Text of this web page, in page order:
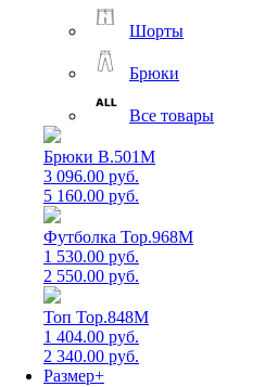
Шорты
Брюки
Все товары
Брюки B.501M
3 096.00 руб.
5 160.00 руб.
Футболка Top.968M
1 530.00 руб.
2 550.00 руб.
Топ Top.848M
1 404.00 руб.
2 340.00 руб.
Размер+